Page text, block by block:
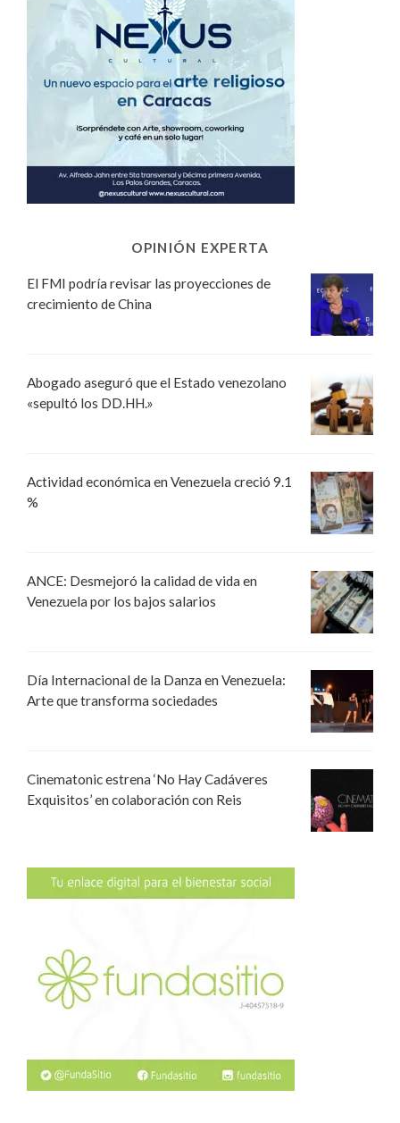
OPINIÓN EXPERTA
El FMI podría revisar las proyecciones de
crecimiento de China
Abogado aseguró que el Estado venezolano
«sepultó los DD.HH.»
Actividad económica en Venezuela creció 9.1
%
ANCE: Desmejoró la calidad de vida en
Venezuela por los bajos salarios
Día Internacional de la Danza en Venezuela:
Arte que transforma sociedades
Cinematonic estrena ‘No Hay Cadáveres
Exquisitos’ en colaboración con Reis